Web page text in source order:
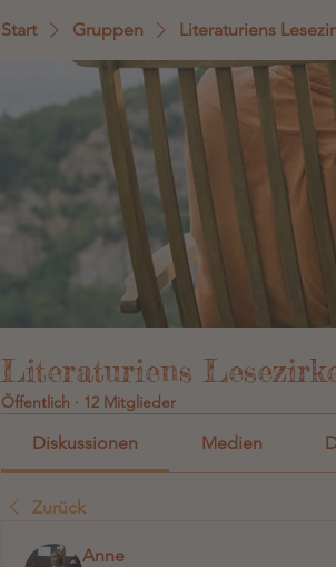
Start Gruppen Literaturiens
Literaturiens
Öffentlich · 12 Mitglieder
Diskussionen Medien
Zurück
Anne